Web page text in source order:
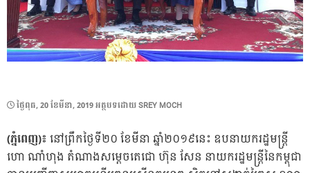
POSTED
ថ្ងៃ​ពុធ, 20 ខែ​មីនា, 2019អត្ថបទដោយSREY MOCH
(ភ្នំពេញ)៖នៅព្រឹកថ្ងៃទី២០ ខែមីនា ឆ្នាំ២០១៩នេះ ឧបនាយករដ្ឋមន្ត្រី
ហោ ណាំហុង តំណាងសម្តេចតេជោ ហ៊ុន សែន នាយករដ្ឋមន្ត្រីនៃកម្ពុជា